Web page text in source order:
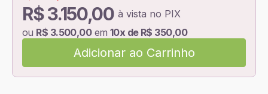
R$ 3.150,00 à vista no PIX
ou R$ 3.500,00em 10x de R$ 350,00
Adicionar ao Carrinho